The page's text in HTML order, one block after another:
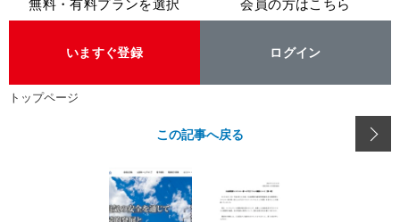
無料・有料プランを選択
いますぐ登録
会員の方はこちら
ログイン
トップページ
この記事へ戻る